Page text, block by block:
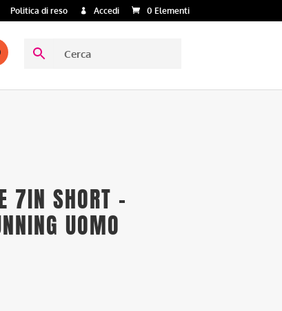
Politica di reso Accedi 0 Elementi
7IN SHORT –
UOMO